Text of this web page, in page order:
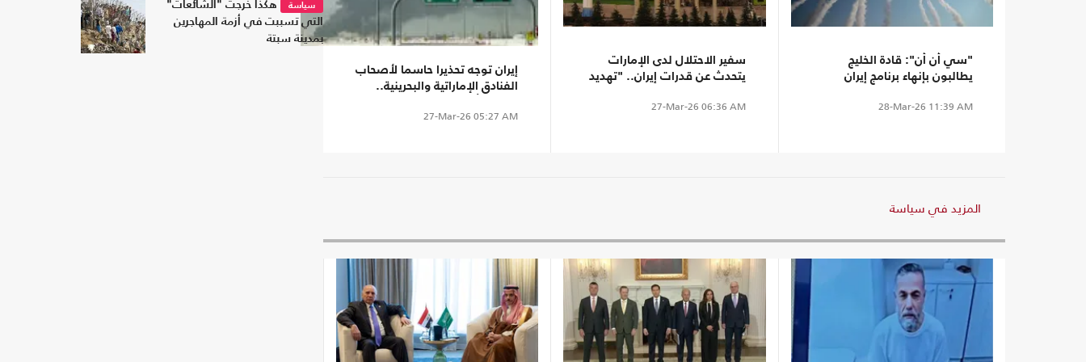
"سي أن أن": قادة الخليج
يطالبون بإنهاء برنامج إيران
28-Mar-26 11:39 AM
سفير الاحتلال لدى الإمارات
يتحدث عن قدرات إيران.. "تهديد
27-Mar-26 06:36 AM
إيران توجه تحذيرا حاسما لأصحاب
الفنادق الإماراتية والبحرينية..
27-Mar-26 05:27 AM
المزيد في سياسة
سياسة
هكذا خرجت "الشائعات"
التي تسببت في أزمة المهاجرين
بمدينة سبتة